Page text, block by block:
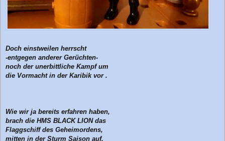
Doch einstweilen herrscht
-entgegen anderer Gerüchten-
noch der unerbittliche Kampf um
die Vormacht in der Karibik vor .
Wie wir ja bereits erfahren haben,
brach die HMS BLACK LION das
Flaggschiff des Geheimordens,
mitten in der Sturm Saison auf,